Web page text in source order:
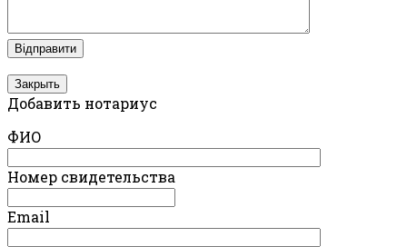
Закрыть
Добавить нотариус
ФИО
Номер свидетельства
Email